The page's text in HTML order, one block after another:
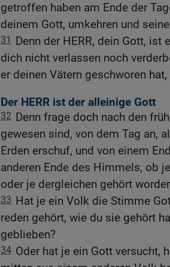
getroffen haben am Ende der
deinem Gott, umkehren und
31
Denn der HERR, dein Gott, ist
dich nicht verlassen noch
er deinen Vätern geschworen
Der HERR ist der alleinige Gott
32 Denn frage doch nach den
gewesen sind, von dem Tag an,
Erden erschuf, und von einem
anderen Ende des Himmels, ob
oder je dergleichen gehört
33 Hat je ein Volk die Stimme
reden gehört, wie du sie gehört
geblieben?
34 Oder hat je ein Gott versucht,